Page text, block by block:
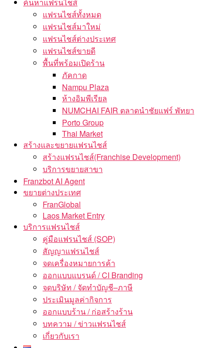
แฟรนไชส์ทั้งหมด
แฟรนไชส์มาใหม่
แฟรนไชส์ต่างประเทศ
แฟรนไชส์ขายดี
พื้นที่พร้อมเปิดร้าน
ภัคกาด
Nampu Plaza
ห้างอิมพีเรียล
NUMCHAI FAIR ตลาดนำชัยแฟร์ พัทยา
Porto Group
Thai Market
สร้างและขยายแฟรนไชส์
สร้างแฟรนไชส์(Franchise Development)
บริการขยายสาขา
Franzbot AI Agent
ขยายต่างประเทศ
FranGlobal
Laos Market Entry
บริการแฟรนไชส์
คู่มือแฟรนไชส์ (SOP)
สัญญาแฟรนไชส์
จดเครื่องหมายการค้า
ออกแบบแบรนด์ / CI Branding
จดบริษัท / จัดทำบัญชี–ภาษี
ประเมินมูลค่ากิจการ
ออกแบบร้าน / ก่อสร้างร้าน
บทความ / ข่าวแฟรนไชส์
เกี่ยวกับเรา